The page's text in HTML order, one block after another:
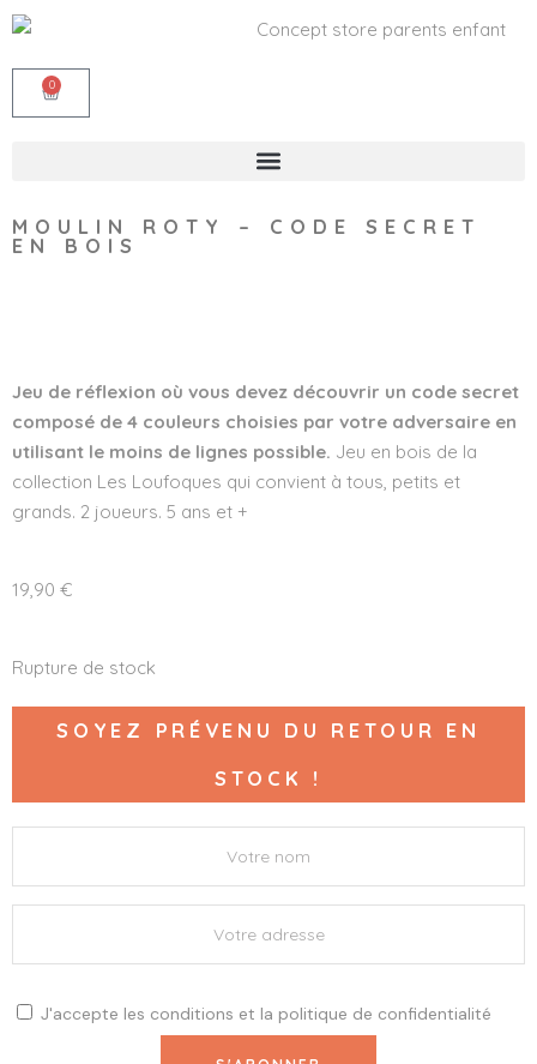
0
MOULIN ROTY – CODE SECRET
EN BOIS
Jeu de réflexion où vous devez découvrir un code secret
composé de 4 couleurs choisies par votre adversaire en
utilisant le moins de lignes possible. Jeu en bois de la
collection Les Loufoques qui convient à tous, petits et
grands. 2 joueurs. 5 ans et +
19,90 €
Rupture de stock
SOYEZ PRÉVENU DU RETOUR EN
STOCK !
J'accepte les conditions et la politique de confidentialité